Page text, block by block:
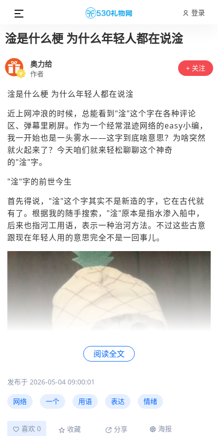
登录
淦是什么梗 为什么年轻人都在说淦
奥力给
作者
+ 关注
淦是什么梗 为什么年轻人都在说淦
近上网冲浪的时候，总能看到"淦"这个字在各种评论
区、弹幕里刷屏。作为一个经常混迹网络的easy小编，
我一开始也是一头雾水——这字到底啥意思？为啥突然
就火起来了？今天咱们就来轻松聊聊这个神奇
的"淦"字。
"淦"字的前世今生
首先得说，"淦"这个字其实不是新造的字，它在古代就
有了。根据我的随手搜索，"淦"原本是指水渗入船中，
后来也指河工用语，表示一种治河方法。不过这些古意
跟现在年轻人用的意思完全不是一回事儿。
时期 含义
古代 水渗入船中；河工术语
阅读全文
发布于 2026-05-04 09:00:01
网络 一个 用语 表达 情绪
喜欢 0 收藏 分享 海报